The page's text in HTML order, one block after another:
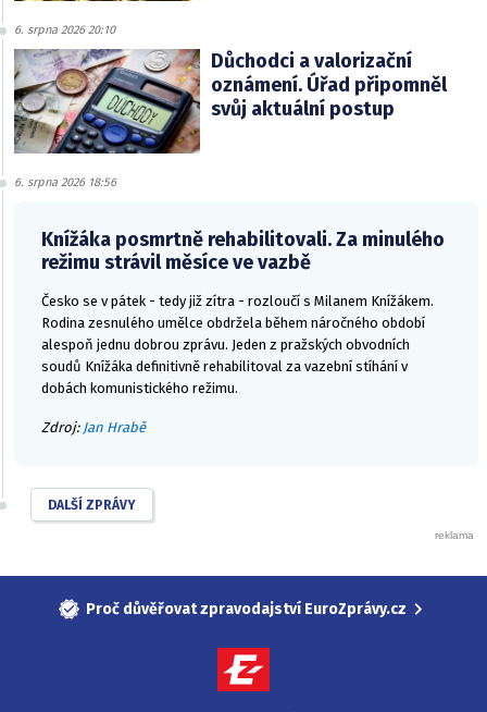
6. srpna 2026 20:10
Důchodci a valorizační
oznámení. Úřad připomněl
svůj aktuální postup
6. srpna 2026 18:56
Knížáka posmrtně rehabilitovali. Za minulého
režimu strávil měsíce ve vazbě
Česko se v pátek - tedy již zítra - rozloučí s Milanem Knížákem.
Rodina zesnulého umělce obdržela během náročného období
alespoň jednu dobrou zprávu. Jeden z pražských obvodních
soudů Knížáka definitivně rehabilitoval za vazební stíhání v
dobách komunistického režimu.
Zdroj: Jan Hrabě
DALŠÍ ZPRÁVY
Proč důvěřovat zpravodajství EuroZprávy.cz